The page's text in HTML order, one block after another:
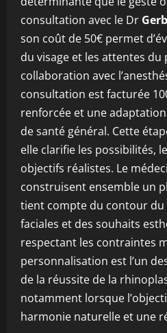
consultation avec le Dr
son coût de 50€ permet
du visage et les attentes du
collaboration avec
consultation est facturée
renforcée et une
de santé général. Cette
elle clarifie les possibilités,
objectifs réalistes. Le
construisent ensemble un
tient compte du contour
faciales et des souhaits
respectant les contraintes
personnalisation est l’un
de la réussite de la
notamment lorsque
harmonie naturelle et une